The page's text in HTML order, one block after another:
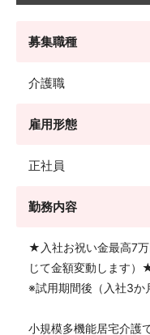
募集職種
介護職
雇用形態
正社員
勤務内容
★入社お祝い金最高7
じて金額変動します）
※試用期間後（入社3か
小規模多機能居宅介護